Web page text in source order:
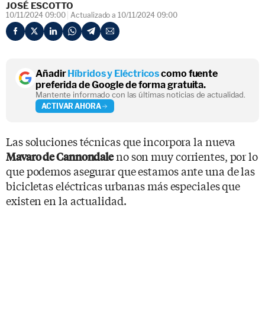
JOSÉ ESCOTTO
10/11/2024 09:00 Actualizado a 10/11/2024 09:00
AñadirHíbridos y Eléctricoscomo fuente
preferida de Google de forma gratuita.
Mantente informado con las últimas noticias de actualidad.
ACTIVAR AHORA
Las soluciones técnicas que incorpora la nueva
Mavaro de Cannondaleno son muy corrientes, por lo
que podemos asegurar que estamos ante una de las
bicicletas eléctricas urbanas más especiales que
existen en la actualidad.